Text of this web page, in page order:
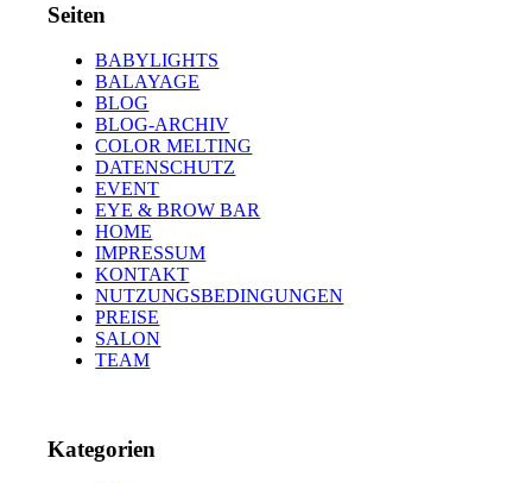
Seiten
BABYLIGHTS
BALAYAGE
BLOG
BLOG-ARCHIV
COLOR MELTING
DATENSCHUTZ
EVENT
EYE & BROW BAR
HOME
IMPRESSUM
KONTAKT
NUTZUNGSBEDINGUNGEN
PREISE
SALON
TEAM
Kategorien